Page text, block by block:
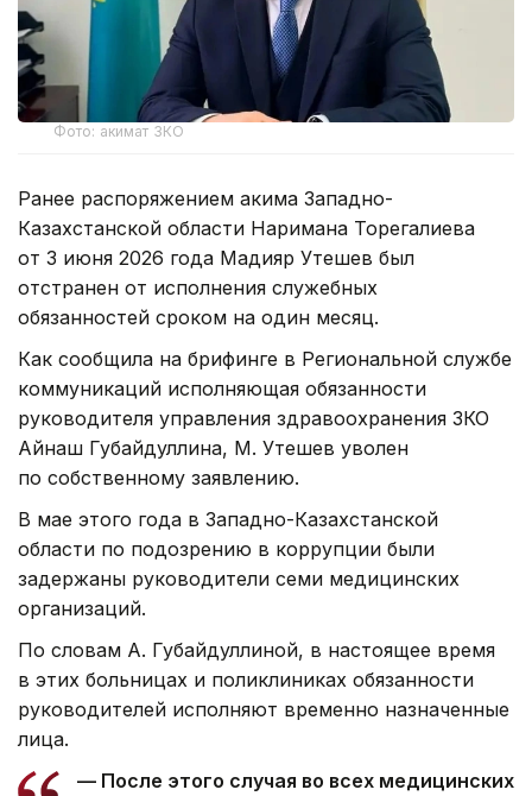
Фото: акимат ЗКО
Ранее распоряжением акима Западно-
Казахстанской области Наримана Торегалиева
от 3 июня 2026 года Мадияр Утешев был
отстранен от исполнения служебных
обязанностей сроком на один месяц.
Как сообщила на брифинге в Региональной службе
коммуникаций исполняющая обязанности
руководителя управления здравоохранения ЗКО
Айнаш Губайдуллина, М. Утешев уволен
по собственному заявлению.
В мае этого года в Западно-Казахстанской
области по подозрению в коррупции были
задержаны руководители семи медицинских
организаций.
По словам А. Губайдуллиной, в настоящее время
в этих больницах и поликлиниках обязанности
руководителей исполняют временно назначенные
лица.
— После этого случая во всех медицинских